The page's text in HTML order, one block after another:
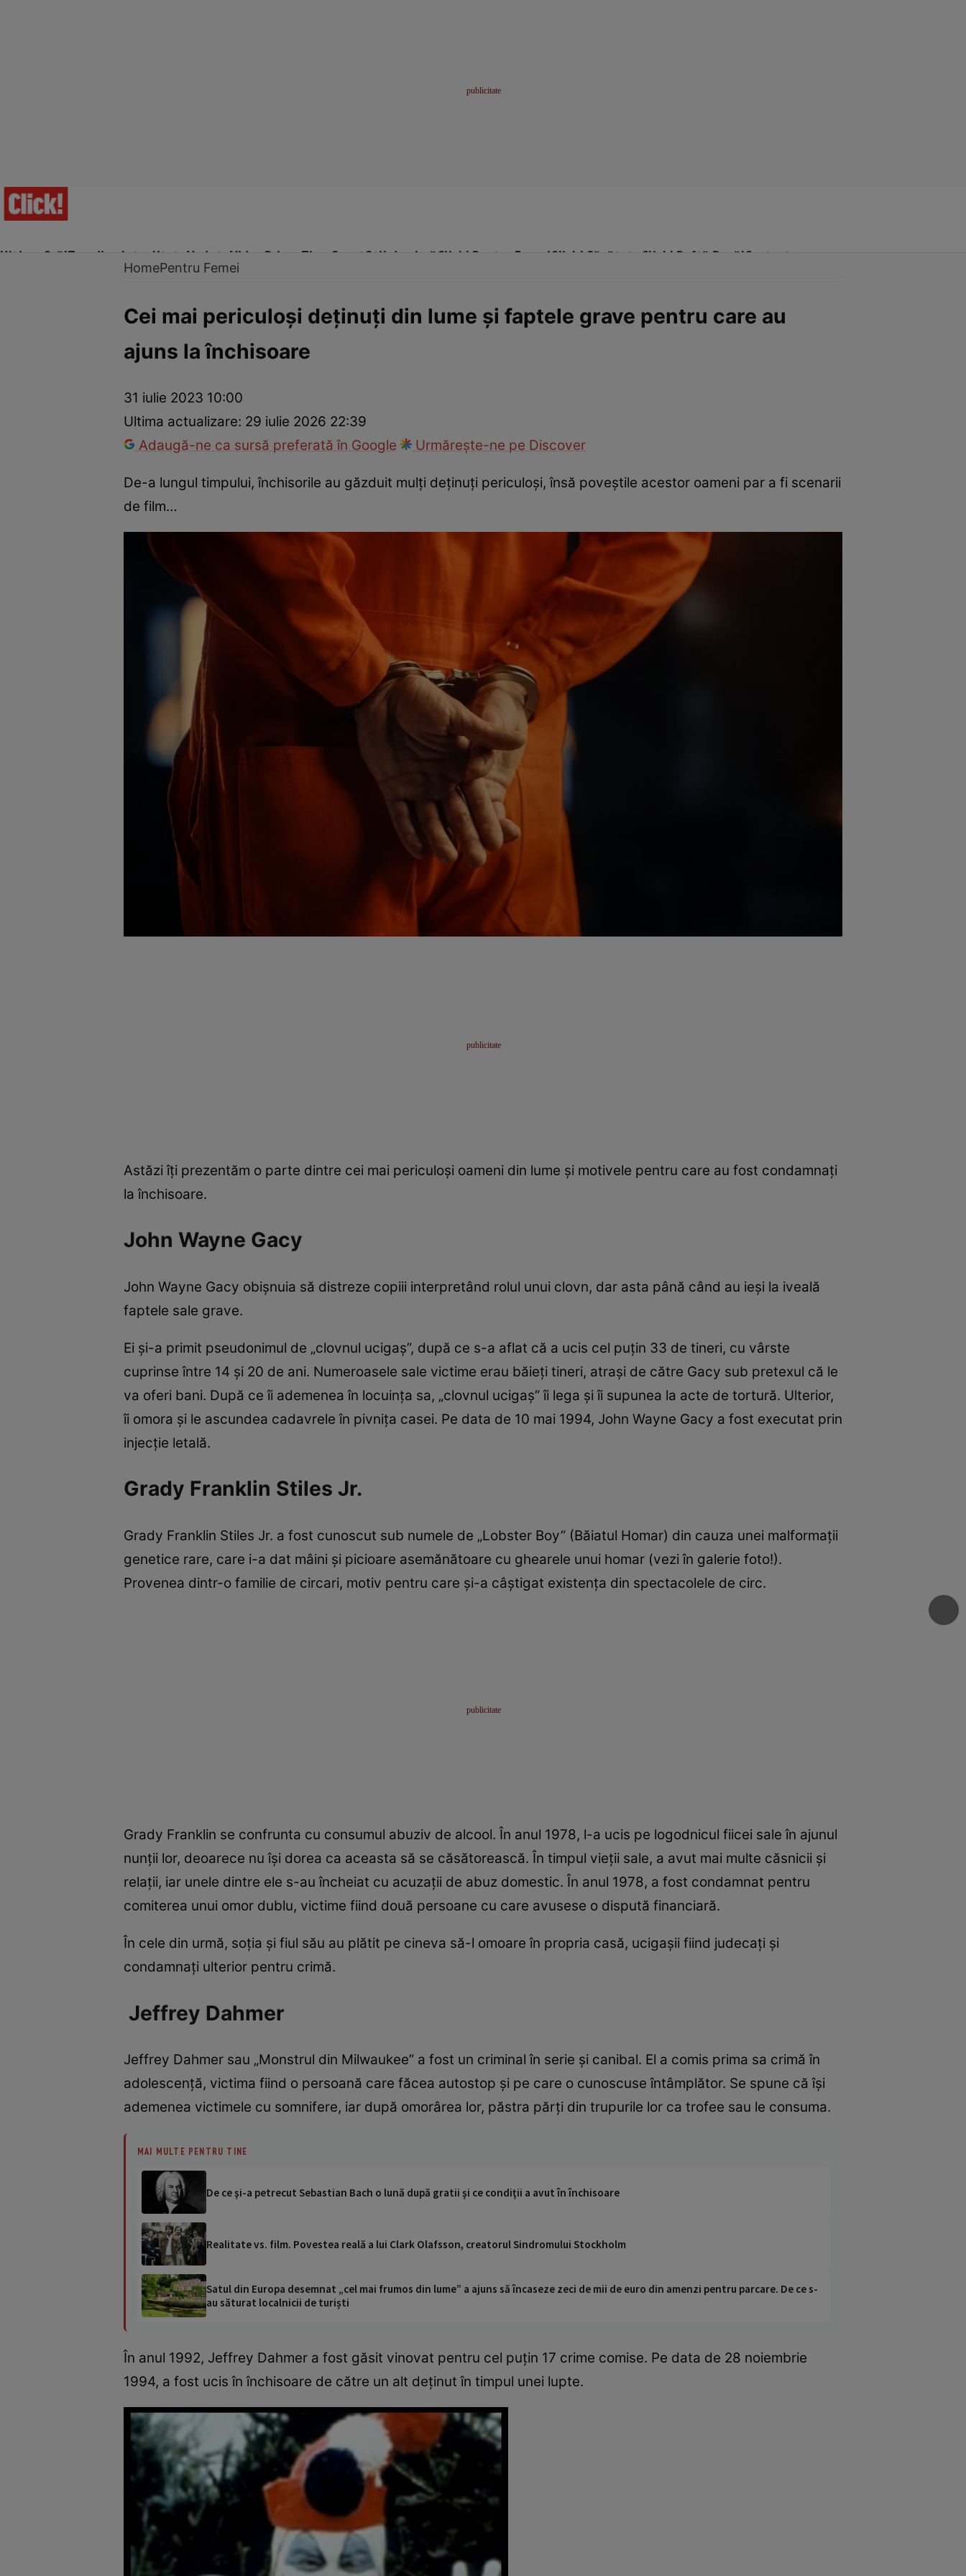
Ultima Oră!Trending Actualitate Vedete Video Prime Time SportStil de viațăClick! Pentru FemeiClick! Sănătate Click! Poftă Bună!Contact
Dezvoltare personalăÎngrijire personalăCasă și grădină
HomePentru Femei
Cei mai periculoși deținuți din lume și faptele grave pentru care au
ajuns la închisoare
31 iulie 2023 10:00
Ultima actualizare: 29 iulie 2026 22:39
Adaugă-ne ca sursă preferată în Google
Urmărește-ne pe Discover
De-a lungul timpului, închisorile au găzduit mulți deținuți periculoși, însă poveștile acestor oameni par a fi scenarii
de film…
Astăzi îți prezentăm o parte dintre cei mai periculoși oameni din lume și motivele pentru care au fost condamnați
la închisoare.
John Wayne Gacy
John Wayne Gacy obișnuia să distreze copiii interpretând rolul unui clovn, dar asta până când au ieși la iveală
faptele sale grave.
Ei și-a primit pseudonimul de „clovnul ucigaș”, după ce s-a aflat că a ucis cel puțin 33 de tineri, cu vârste
cuprinse între 14 și 20 de ani. Numeroasele sale victime erau băieți tineri, atrași de către Gacy sub pretexul că le
va oferi bani. După ce îi ademenea în locuința sa, „clovnul ucigaș” îi lega și îi supunea la acte de tortură. Ulterior,
îi omora și le ascundea cadavrele în pivnița casei. Pe data de 10 mai 1994, John Wayne Gacy a fost executat prin
injecție letală.
Grady Franklin Stiles Jr.
Grady Franklin Stiles Jr. a fost cunoscut sub numele de „Lobster Boy” (Băiatul Homar) din cauza unei malformații
genetice rare, care i-a dat mâini și picioare asemănătoare cu ghearele unui homar (vezi în galerie foto!).
Provenea dintr-o familie de circari, motiv pentru care și-a câștigat existența din spectacolele de circ.
Grady Franklin se confrunta cu consumul abuziv de alcool. În anul 1978, l-a ucis pe logodnicul fiicei sale în ajunul
nunții lor, deoarece nu își dorea ca aceasta să se căsătorească. În timpul vieții sale, a avut mai multe căsnicii și
relații, iar unele dintre ele s-au încheiat cu acuzații de abuz domestic. În anul 1978, a fost condamnat pentru
comiterea unui omor dublu, victime fiind două persoane cu care avusese o dispută financiară.
În cele din urmă, soția și fiul său au plătit pe cineva să-l omoare în propria casă, ucigașii fiind judecați și
condamnați ulterior pentru crimă.
Jeffrey Dahmer
Jeffrey Dahmer sau „Monstrul din Milwaukee” a fost un criminal în serie și canibal. El a comis prima sa crimă în
adolescență, victima fiind o persoană care făcea autostop și pe care o cunoscuse întâmplător. Se spune că își
ademenea victimele cu somnifere, iar după omorârea lor, păstra părți din trupurile lor ca trofee sau le consuma.
MAI MULTE PENTRU TINE
De ce şi-a petrecut Sebastian Bach o lună după gratii şi ce condiţii a avut în închisoare
Realitate vs. film. Povestea reală a lui Clark Olafsson, creatorul Sindromului Stockholm
Satul din Europa desemnat „cel mai frumos din lume” a ajuns să încaseze zeci de mii de euro din amenzi pentru parcare. De ce s-
au săturat localnicii de turiști
În anul 1992, Jeffrey Dahmer a fost găsit vinovat pentru cel puțin 17 crime comise. Pe data de 28 noiembrie
1994, a fost ucis în închisoare de către un alt deținut în timpul unei lupte.